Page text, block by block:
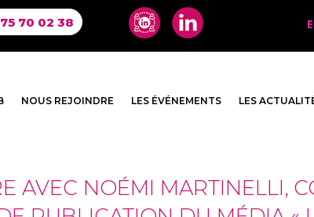
70 02 38
NOUS REJOINDRE LES ÉVÉNEMENTS LES
AVEC NOÉMI MARTINELLI,